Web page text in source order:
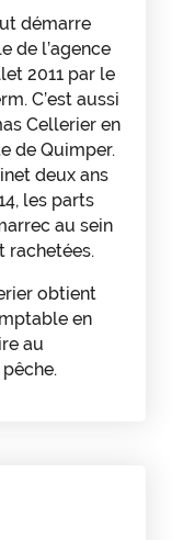
démarre
de l’agence
2011 par le
C’est aussi
Cellerier en
de Quimper.
deux ans
les parts
au sein
rachetées.
obtient
en
au